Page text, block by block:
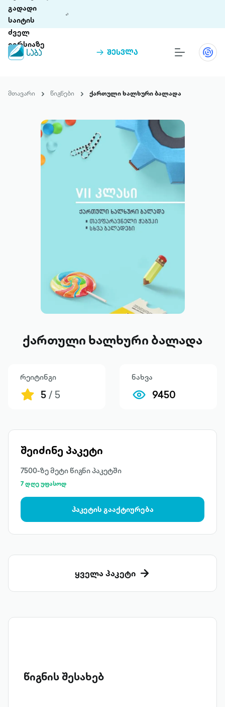
გადადი
საიტის
ძველ
ვერსიაზე
შესვლა
თინეთი 9 ციფრულ პლატფორმასა და 5
ჩვენ შესახებ
მთავარი წიგნები ქართული ხალხური ბალადა
ქართული ხალხური ბალადა
რეიტინგი
5/ 5
ნახვა
9450
შეიძინე პაკეტი
7500-ზე მეტი წიგნი პაკეტში
7 დღე უფასოდ
პაკეტის გააქტიურება
ყველა პაკეტი
წიგნის შესახებ